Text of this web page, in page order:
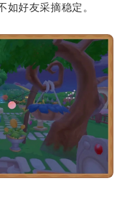
如好友采摘稳定。